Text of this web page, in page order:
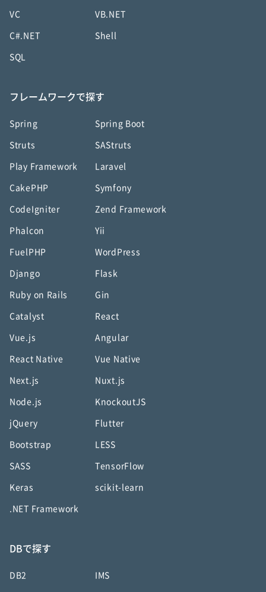
VC VB.NET
C#.NET Shell
SQL
フレームワークで探す
Spring Spring Boot
Struts SAStruts
Play Framework Laravel
CakePHP Symfony
CodeIgniter Zend Framework
Phalcon Yii
FuelPHP WordPress
Django Flask
Ruby on Rails Gin
Catalyst React
Vue.js Angular
React Native Vue Native
Next.js Nuxt.js
Node.js KnockoutJS
jQuery Flutter
Bootstrap LESS
SASS TensorFlow
Keras scikit-learn
.NET Framework
DBで探す
DB2 IMS